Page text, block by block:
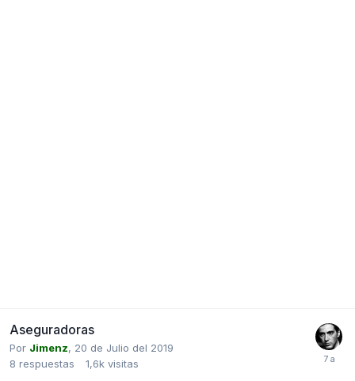
Aseguradoras
Por Jimenz, 20 de Julio del 2019
8 respuestas 1,6k visitas